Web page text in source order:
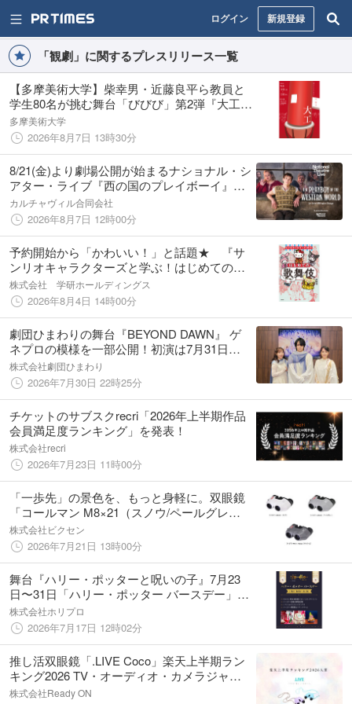
ログイン 新規登録
「観劇」に関するプレスリリース一覧
【多摩美術大学】柴幸男・近藤良平ら教員と
学生80名が挑む舞台「びびび」第2弾『大工』
を彩の国さいたま芸術劇場にて上演
多摩美術大学
2026年8月7日 13時30分
8/21(金)より劇場公開が始まるナショナル・シ
アター・ライブ『西の国のプレイボーイ』の
日本劇場公開に向けた予告編が完成しまし
た。日本に居ながらにして良質なアイルラン
ド劇を映画館で観劇できます。
カルチャヴィル合同会社
2026年8月7日 12時00分
予約開始から「かわいい！」と話題★ 『サ
ンリオキャラクターズと学ぶ！はじめての歌
舞伎』表紙解禁！
株式会社 学研ホールディングス
2026年8月4日 14時00分
劇団ひまわりの舞台『BEYOND DAWN』 ゲ
ネプロの模様を一部公開！初演は7月31日
（金）13時より開幕！
株式会社劇団ひまわり
2026年7月30日 22時25分
チケットのサブスクrecri「2026年上半期作品
会員満足度ランキング」を発表！
株式会社recri
2026年7月23日 11時00分
「一歩先」の景色を、もっと身軽に。双眼鏡
「コールマン M8×21（スノウ/ペールグレ
ー）」、「コールマン M10×21 (W)（チャコ
ール）」を7月24日（金）に発売
株式会社ビクセン
2026年7月21日 13時00分
舞台『ハリー・ポッターと呪いの子』7月23
日〜31日「ハリー・ポッター バースデー」特
別企画開催決定！スペシャルカーテンコール
実施！
株式会社ホリプロ
2026年7月17日 12時02分
推し活双眼鏡「.LIVE Coco」楽天上半期ラン
キング2026 TV・オーディオ・カメラジャン
ル第11位入賞──2025年間ランキングに続く
株式会社Ready ON